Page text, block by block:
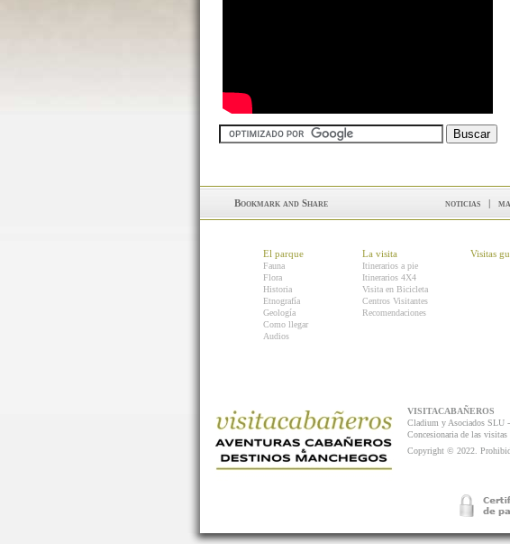
noticias |
El parque
Fauna
Flora
Historia
Etnografía
Geología
Como llegar
Audios
La visita
Itinerarios a pie
Itinerarios 4X4
Visita en Bicicleta
Centros Visitantes
Recomendaciones
Visitas
VISITACABAÑEROS
Cladium y Asociados SLU
Concesionaria de las
Copyright © 2022.